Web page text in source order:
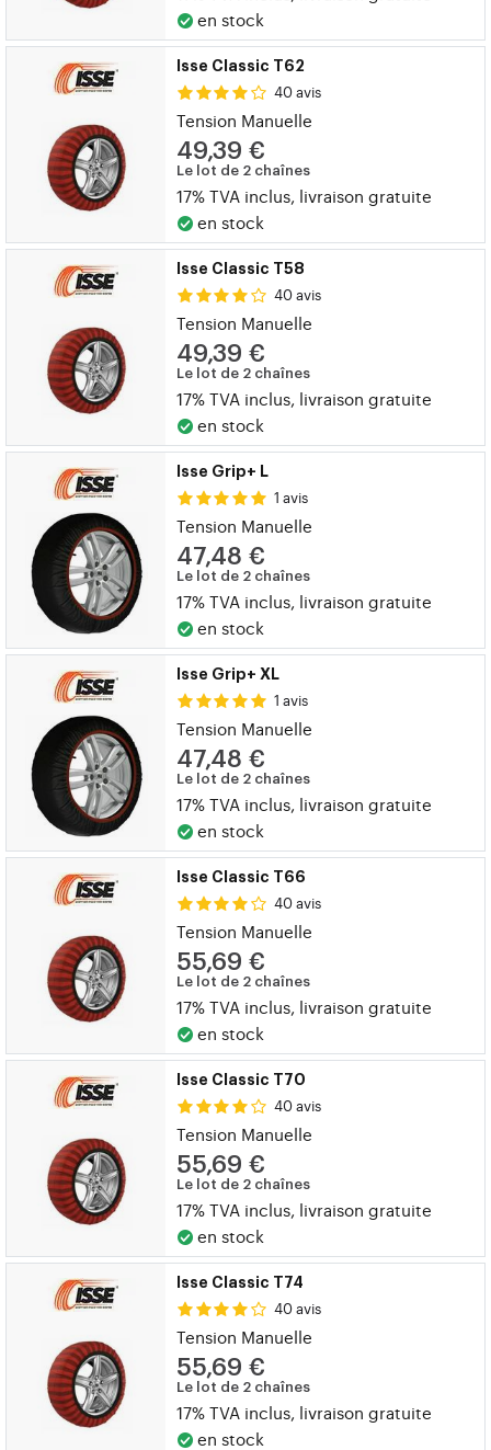
en stock
Isse Classic T62
40 avis
Tension Manuelle
49,39 €
Le lot de 2 chaînes
17% TVA inclus, livraison gratuite
en stock
Isse Classic T58
40 avis
Tension Manuelle
49,39 €
Le lot de 2 chaînes
17% TVA inclus, livraison gratuite
en stock
Isse Grip+ L
1 avis
Tension Manuelle
47,48 €
Le lot de 2 chaînes
17% TVA inclus, livraison gratuite
en stock
Isse Grip+ XL
1 avis
Tension Manuelle
47,48 €
Le lot de 2 chaînes
17% TVA inclus, livraison gratuite
en stock
Isse Classic T66
40 avis
Tension Manuelle
55,69 €
Le lot de 2 chaînes
17% TVA inclus, livraison gratuite
en stock
Isse Classic T70
40 avis
Tension Manuelle
55,69 €
Le lot de 2 chaînes
17% TVA inclus, livraison gratuite
en stock
Isse Classic T74
40 avis
Tension Manuelle
55,69 €
Le lot de 2 chaînes
17% TVA inclus, livraison gratuite
en stock